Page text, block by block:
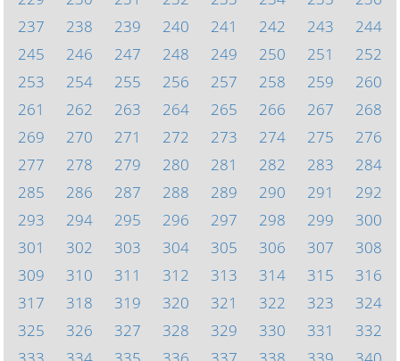
237
238 239 240 241 242 243
244
245
246 247 248 249 250 251
252
253
254 255 256 257 258 259
260
261
262 263 264 265 266 267
268
269
270 271 272 273 274 275
276
277
278 279 280 281 282 283
284
285
286 287 288 289 290 291
292
293
294 295 296 297 298 299
300
301
302 303 304 305 306 307
308
309
310 311 312 313 314 315
316
317
318 319 320 321 322 323
324
325
326 327 328 329 330 331
332